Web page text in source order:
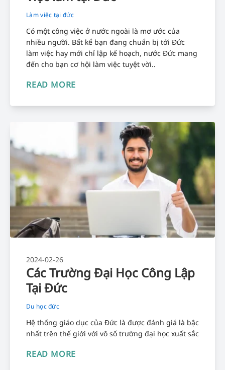
Làm việc tại đức
Có một công việc ở nước ngoài là mơ ước của
nhiều người. Bất kể bạn đang chuẩn bị tới Đức
làm việc hay mới chỉ lập kế hoạch, nước Đức mang
đến cho bạn cơ hội làm việc tuyệt vời..
READ MORE
2024-02-26
Các Trường Đại Học Công Lập
Tại Đức
Du học đức
Hệ thống giáo dục của Đức là được đánh giá là bậc
nhất trên thế giới với vô số trường đại học xuất sắc
READ MORE